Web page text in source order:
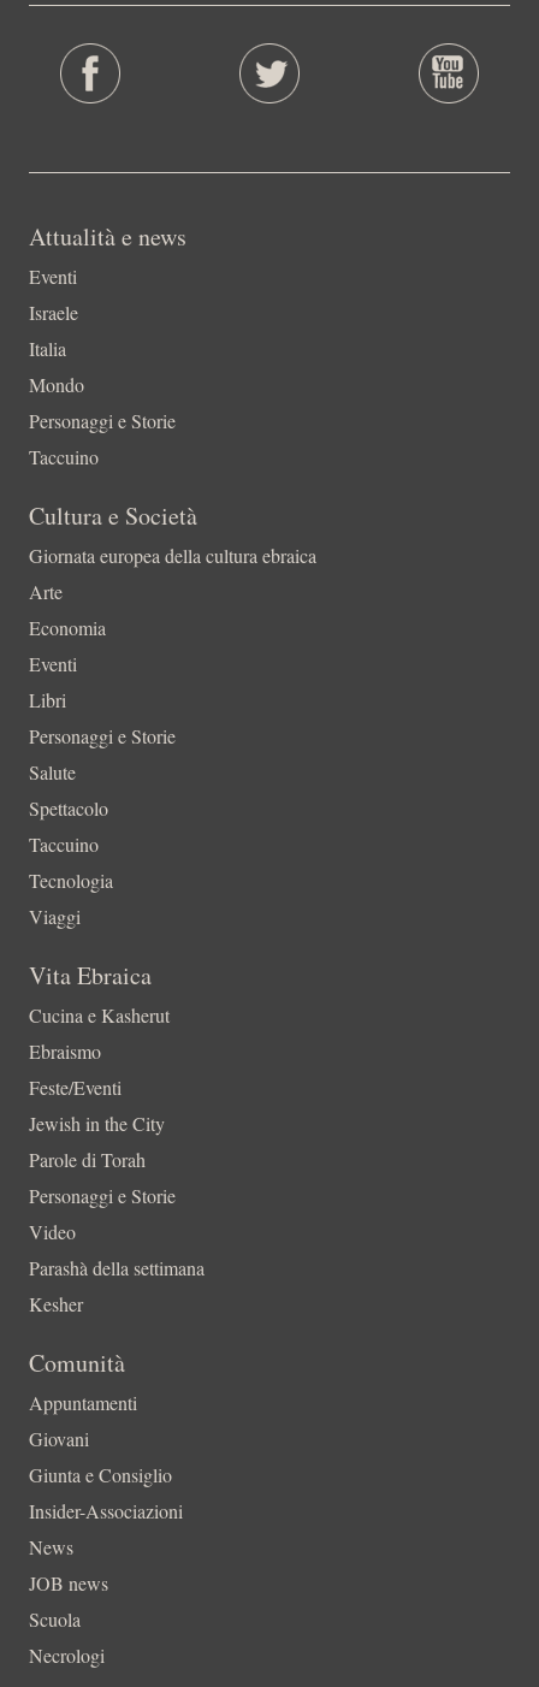
Attualità e news
Eventi
Israele
Italia
Mondo
Personaggi e Storie
Taccuino
Cultura e Società
Giornata europea della cultura ebraica
Arte
Economia
Eventi
Libri
Personaggi e Storie
Salute
Spettacolo
Taccuino
Tecnologia
Viaggi
Vita Ebraica
Cucina e Kasherut
Ebraismo
Feste/Eventi
Jewish in the City
Parole di Torah
Personaggi e Storie
Video
Parashà della settimana
Kesher
Comunità
Appuntamenti
Giovani
Giunta e Consiglio
Insider-Associazioni
News
JOB news
Scuola
Necrologi